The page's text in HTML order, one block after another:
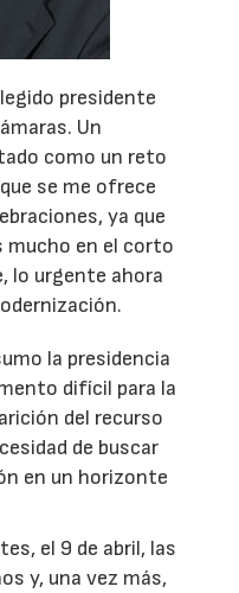
presidente
Un
como un reto
se me ofrece
ya que
mucho en el corto
lo urgente ahora
la presidencia
difícil para la
del recurso
de buscar
en un horizonte
el 9 de abril, las
y, una vez más,